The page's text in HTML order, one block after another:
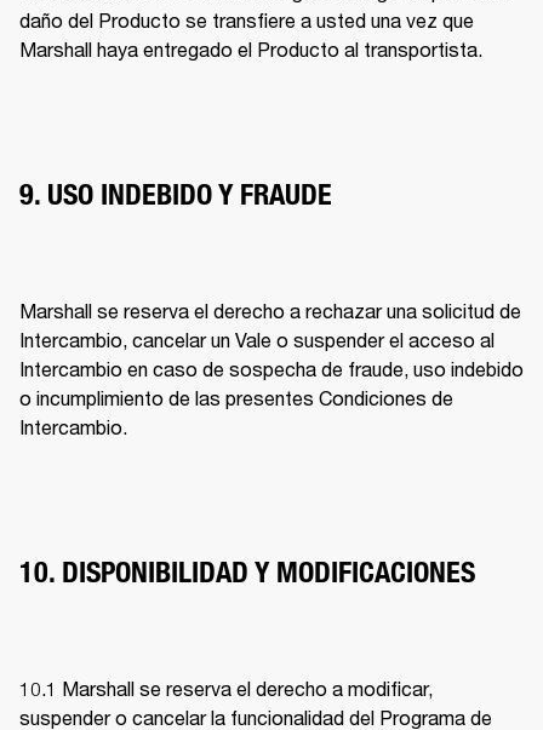
daño del Producto se transfiere a usted una vez que
Marshall haya entregado el Producto al transportista.
9. USO INDEBIDO Y FRAUDE
Marshall se reserva el derecho a rechazar una solicitud de
Intercambio, cancelar un Vale o suspender el acceso al
Intercambio en caso de sospecha de fraude, uso indebido
o incumplimiento de las presentes Condiciones de
Intercambio.
10. DISPONIBILIDAD Y MODIFICACIONES
10.1 Marshall se reserva el derecho a modificar,
suspender o cancelar la funcionalidad del Programa de